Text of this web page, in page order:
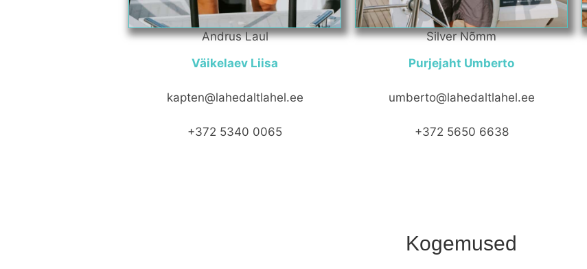
Andrus Laul
Väikelaev Liisa
kapten@lahedaltlahel.ee
+372 5340 0065
Silver Nõmm
Purjejaht Umberto
umberto@lahedaltlahel.ee
+372 5650 6638
Kogemused